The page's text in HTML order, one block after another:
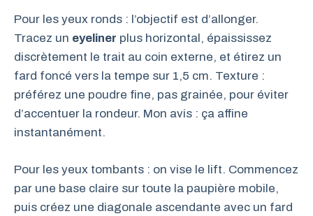
Pour les yeux ronds : l’objectif est d’allonger.
Tracez un eyeliner plus horizontal, épaississez
discrètement le trait au coin externe, et étirez un
fard foncé vers la tempe sur 1,5 cm. Texture :
préférez une poudre fine, pas grainée, pour éviter
d’accentuer la rondeur. Mon avis : ça affine
instantanément.
Pour les yeux tombants : on vise le lift. Commencez
par une base claire sur toute la paupière mobile,
puis créez une diagonale ascendante avec un fard